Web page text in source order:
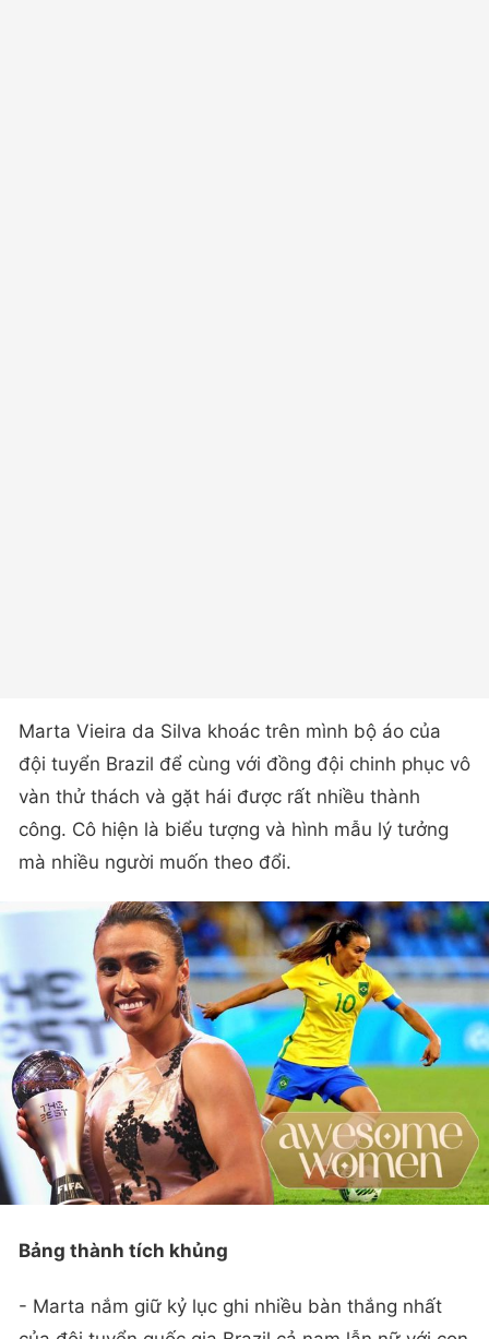
Marta Vieira da Silva khoác trên mình bộ áo của
đội tuyển Brazil để cùng với đồng đội chinh phục vô
vàn thử thách và gặt hái được rất nhiều thành
công. Cô hiện là biểu tượng và hình mẫu lý tưởng
mà nhiều người muốn theo đổi.
Bảng thành tích khủng
- Marta nắm giữ kỷ lục ghi nhiều bàn thắng nhất